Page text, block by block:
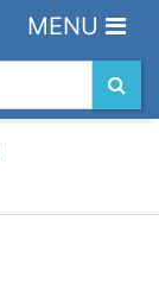
MENU